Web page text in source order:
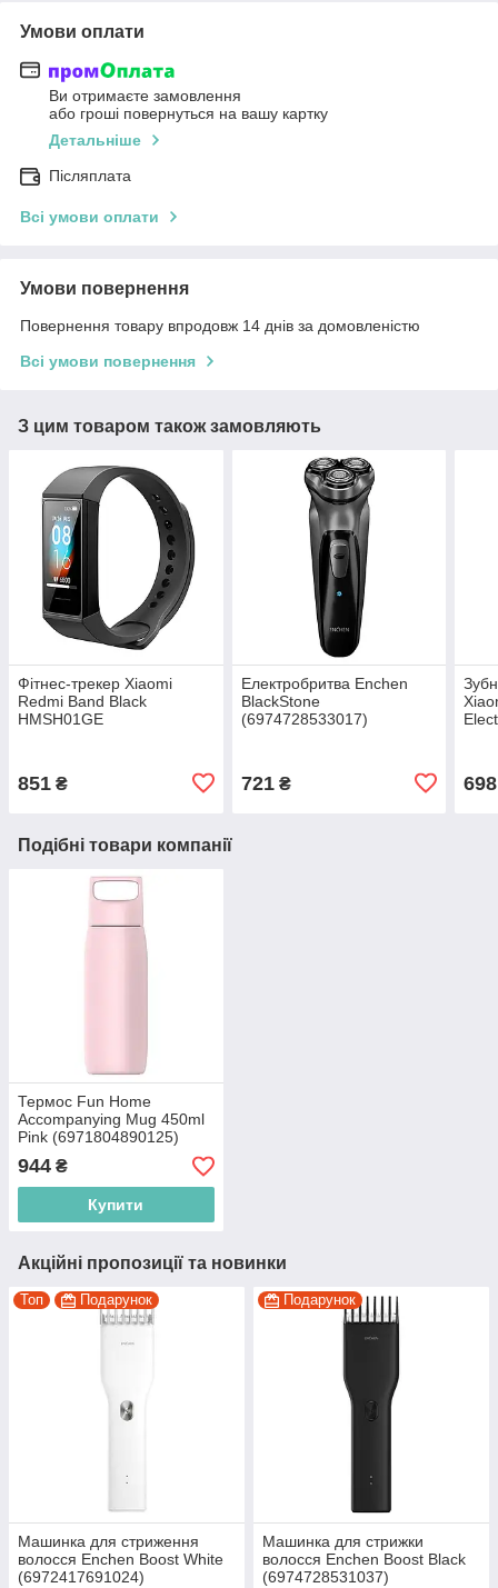
Умови оплати
Ви отримаєте замовлення
або гроші повернуться на вашу картку
Детальніше
Післяплата
Всі умови оплати
Умови повернення
Повернення товару впродовж 14 днів за домовленістю
Всі умови повернення
З цим товаром також замовляють
Фітнес-трекер Xiaomi
Redmi Band Black
HMSH01GE
851 ₴
Електробритва Enchen
BlackStone
(6974728533017)
721₴ 698
Подібні товари компанії
Термос Fun Home
Accompanying Mug 450ml
Pink (6971804890125)
944 ₴
Купити
Акційні пропозиції та новинки
Топ Подарунок
Машинка для стриження
волосся Enchen Boost White
(6972417691024)
Подарунок
Машинка для стрижки
волосся Enchen Boost Black
(6974728531037)